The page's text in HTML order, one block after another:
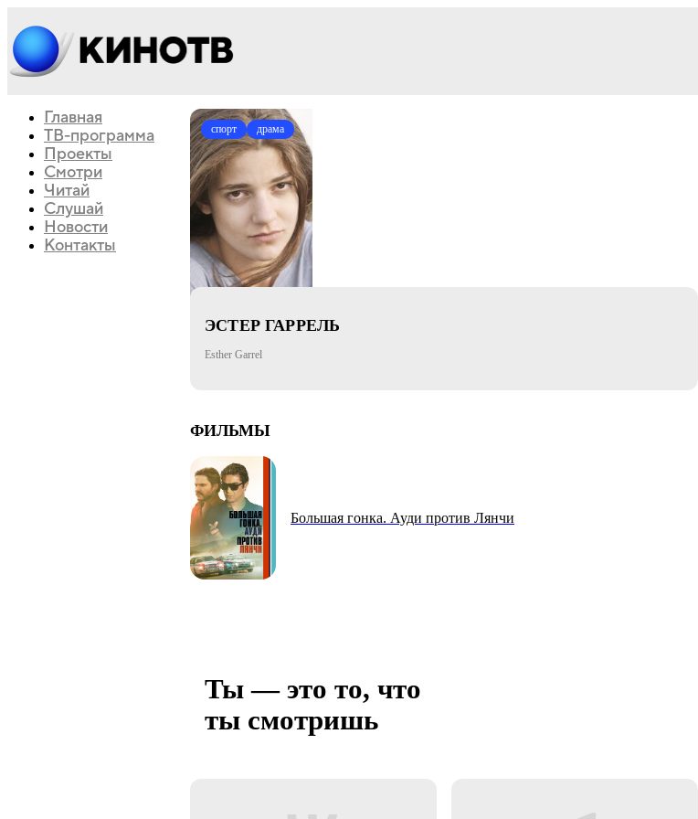
Главная
ТВ-программа
Проекты
Смотри
Читай
Слушай
Новости
Контакты
спорт драма
ЭСТЕР ГАРРЕЛЬ
Esther Garrel
ФИЛЬМЫ
Большая гонка. Ауди против Лянчи
Ты — это то, что
ты смотришь